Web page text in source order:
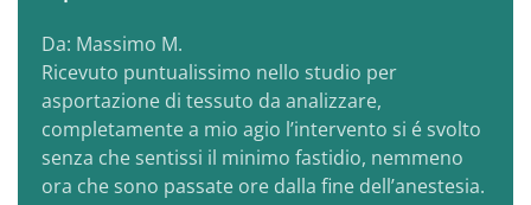
Da: Massimo M.
Ricevuto puntualissimo nello studio per
asportazione di tessuto da analizzare,
completamente a mio agio l’intervento si é svolto
senza che sentissi il minimo fastidio, nemmeno
ora che sono passate ore dalla fine dell’anestesia.